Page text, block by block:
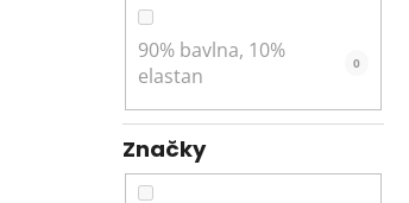
90% bavlna, 10%
elastan
0
Značky